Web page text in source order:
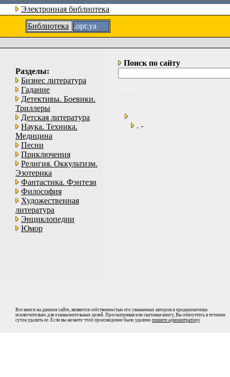
Электронная библиотека
Библиотека
.орг.уа
Разделы:
Бизнес литература
Гадание
Детективы. Боевики.
Триллеры
Детская литература
Наука. Техника.
Медицина
Песни
Приключения
Религия. Оккультизм.
Эзотерика
Фантастика. Фэнтези
Философия
Художественная
литература
Энциклопедии
Юмор
Поиск по сайту
. -
Все книги на данном сайте, являются собственностью его уважаемых авторов и предназначены
исключительно для ознакомительных целей. Просматривая или скачивая книгу, Вы обязуетесь в течении
суток удалить ее. Если вы желаете чтоб произведение было удалено пишите админитратору